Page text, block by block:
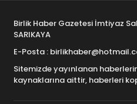
Birlik Haber Gazetesi İmtiyaz
SARIKAYA
E-Posta :
Sitemizde yayınlanan
kaynaklarına aittir, haberleri